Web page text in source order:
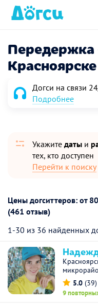
Передержка
Красноярске
Догси на связи
Подробнее
Укажите даты и
тех, кто доступен
Перейти к поиску
Цены догситтеров: от
(461 отзыв)
1-30 из 36 найденных
5.0 (39)
9